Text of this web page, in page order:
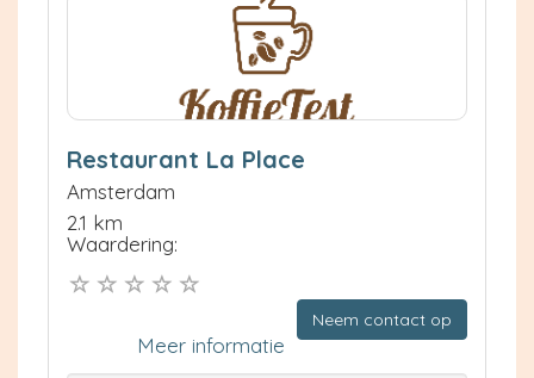
Restaurant La Place
Amsterdam
2.1 km
Waardering:
Neem contact op
Meer informatie